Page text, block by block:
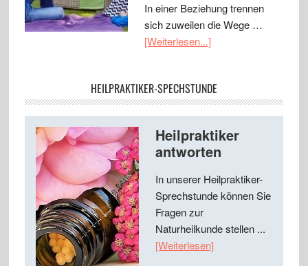
In einer Beziehung trennen
sich zuweilen die Wege …
[Weiterlesen...]
HEILPRAKTIKER-SPECHSTUNDE
Heilpraktiker
antworten
In unserer Heilpraktiker-
Sprechstunde können Sie
Fragen zur
Naturheilkunde stellen ...
[Weiterlesen]